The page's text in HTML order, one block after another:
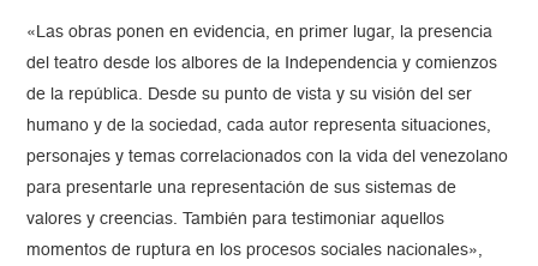
«Las obras ponen en evidencia, en primer lugar, la presencia
del teatro desde los albores de la Independencia y comienzos
de la república. Desde su punto de vista y su visión del ser
humano y de la sociedad, cada autor representa situaciones,
personajes y temas correlacionados con la vida del venezolano
para presentarle una representación de sus sistemas de
valores y creencias. También para testimoniar aquellos
momentos de ruptura en los procesos sociales nacionales»,